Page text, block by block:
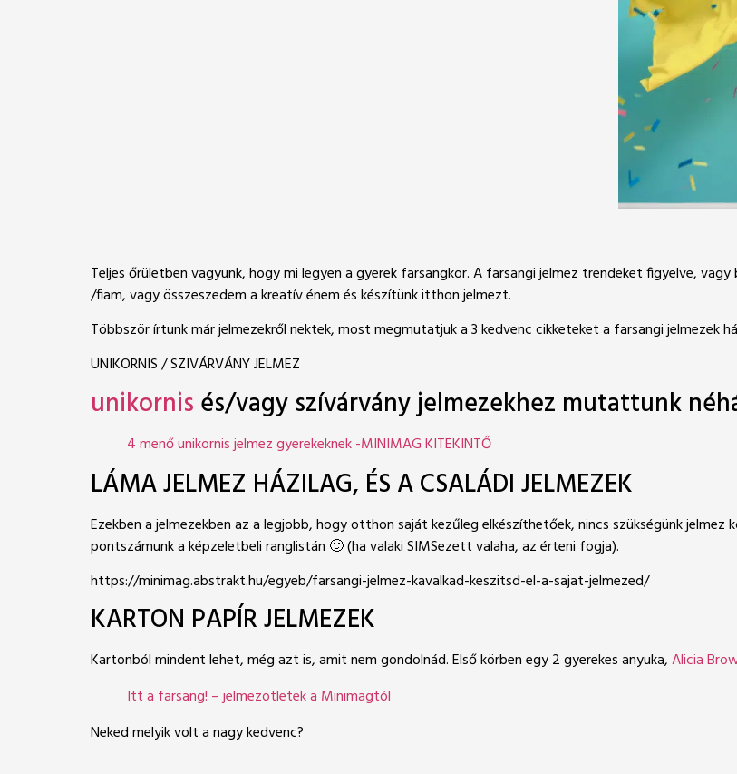
Teljes őrületben vagyunk, hogy mi legyen a gyerek farsangkor. A farsangi jelmez trendeket figyelve,
/fiam, vagy összeszedem a kreatív énem és készítünk itthon jelmezt.
Többször írtunk már jelmezekről nektek, most megmutatjuk a 3 kedvenc cikketeket a farsangi jelmezek
UNIKORNIS / SZIVÁRVÁNY JELMEZ
unikornis és/vagy szívárvány jelmezekhez mutattunk
4 menő unikornis jelmez gyerekeknek -MINIMAG KITEKINTŐ
LÁMA JELMEZ HÁZILAG, ÉS A CSALÁDI JELMEZEK
Ezekben a jelmezekben az a legjobb, hogy otthon saját kezűleg elkészíthetőek, nincs szükségünk
pontszámunk a képzeletbeli ranglistán 🙂 (ha valaki SIMSezett valaha, az érteni fogja).
https://minimag.abstrakt.hu/egyeb/farsangi-jelmez-kavalkad-keszitsd-el-a-sajat-jelmezed/
KARTON PAPÍR JELMEZEK
Kartonból mindent lehet, még azt is, amit nem gondolnád. Első körben egy 2 gyerekes anyuka,Alicia
Itt a farsang! – jelmezötletek a Minimagtól
Neked melyik volt a nagy kedvenc?